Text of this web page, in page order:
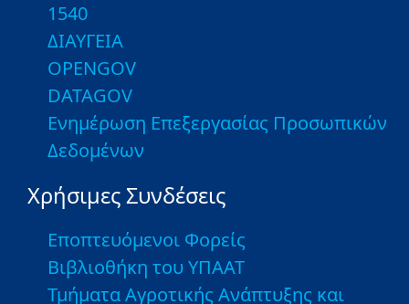
1540
ΔΙΑΥΓΕΙΑ
OPENGOV
DATAGOV
Ενημέρωση Επεξεργασίας Προσωπικών
Δεδομένων
Χρήσιμες Συνδέσεις
Εποπτευόμενοι Φορείς
Βιβλιοθήκη του ΥΠΑΑΤ
Τμήματα Αγροτικής Ανάπτυξης και